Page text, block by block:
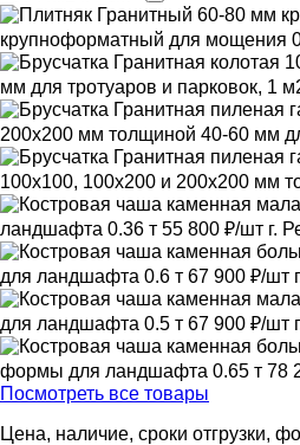
крупноформатный для мощения
мм для тротуаров и парковок, 1
200х200 мм толщиной 40-60 мм
100х100, 100х200 и 200х200 мм
ландшафта 0.36 т 55 800 ₽/шт г.
для ландшафта 0.6 т 67 900 ₽/шт
для ландшафта 0.5 т 67 900 ₽/шт
формы для ландшафта 0.65 т 78
Посмотреть все товары
Цена, наличие, сроки отгрузки,